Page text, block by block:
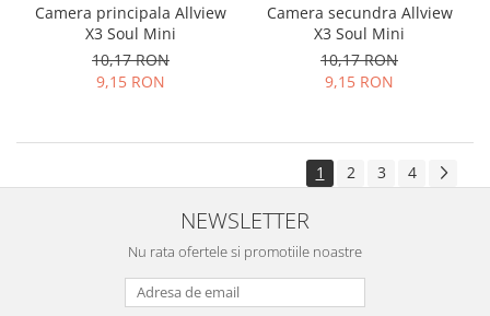
Camera principala Allview
X3 Soul Mini
10,17 RON
9,15 RON
Camera secundra Allview
X3 Soul Mini
10,17 RON
9,15 RON
1 2 3 4
NEWSLETTER
Nu rata ofertele si promotiile noastre